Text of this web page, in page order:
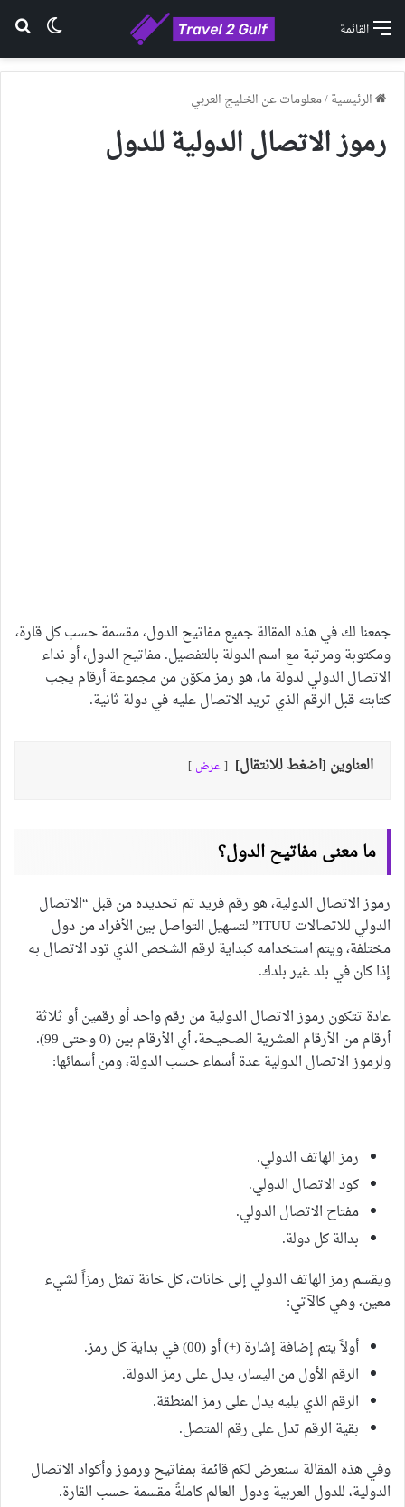
القائمة
الرئيسية/معلومات عن الخليج العربي
رموز الاتصال الدولية للدول
جمعنا لك في هذه المقالة جميع مفاتيح الدول، مقسمة حسب كل قارة،
ومكتوبة ومرتبة مع اسم الدولة بالتفصيل. مفاتيح الدول، أو نداء
الاتصال الدولي لدولة ما، هو رمز مكوّن من مجموعة أرقام يجب
كتابته قبل الرقم الذي تريد الاتصال عليه في دولة ثانية.
العناوين [اضغط للانتقال] عرض
ما معنى مفاتيح الدول؟
رموز الاتصال الدولية، هو رقم فريد تم تحديده من قبل “الاتصال
الدولي للاتصالات ITUU” لتسهيل التواصل بين الأفراد من دول
مختلفة، ويتم استخدامه كبداية لرقم الشخص الذي تود الاتصال به
إذا كان في بلد غير بلدك.
عادة تتكون رموز الاتصال الدولية من رقم واحد أو رقمين أو ثلاثة
أرقام من الأرقام العشرية الصحيحة، أي الأرقام بين (0 وحتى 99).
ولرموز الاتصال الدولية عدة أسماء حسب الدولة، ومن أسمائها:
رمز الهاتف الدولي.
كود الاتصال الدولي.
مفتاح الاتصال الدولي.
بدالة كل دولة.
ويقسم رمز الهاتف الدولي إلى خانات، كل خانة تمثل رمزاً لشيء
معين، وهي كالآتي:
أولاً يتم إضافة إشارة (+) أو (00) في بداية كل رمز.
الرقم الأول من اليسار، يدل على رمز الدولة.
الرقم الذي يليه يدل على رمز المنطقة.
بقية الرقم تدل على رقم المتصل.
وفي هذه المقالة سنعرض لكم قائمة بمفاتيح ورموز وأكواد الاتصال
الدولية، للدول العربية ودول العالم كاملةً مقسمة حسب القارة.